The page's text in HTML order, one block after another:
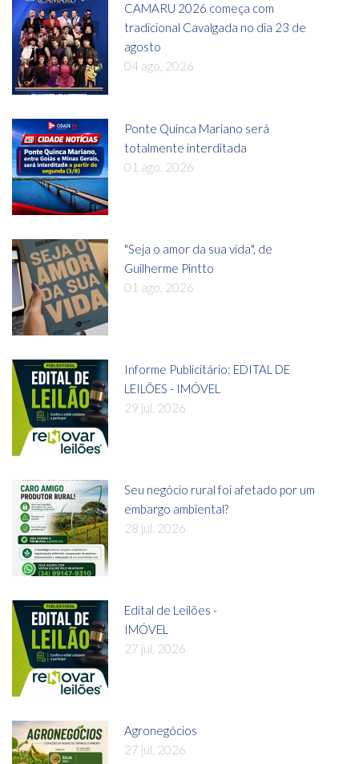
CAMARU 2026 começa com
tradicional Cavalgada no dia 23 de
agosto
04 ago, 2026
Ponte Quinca Mariano será
totalmente interditada
01 ago, 2026
"Seja o amor da sua vida", de
Guilherme Pintto
01 ago, 2026
Informe Publicitário: EDITAL DE
LEILÕES - IMÓVEL
29 jul, 2026
Seu negócio rural foi afetado por um
embargo ambiental?
28 jul, 2026
Edital de Leilões -
IMÓVEL
27 jul, 2026
Agronegócios
27 jul, 2026